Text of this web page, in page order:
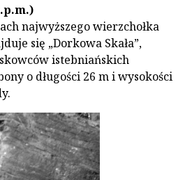
najwyższego wierzchołka
się „Dorkowa Skała”,
istebniańskich
o długości 26 m i wysokości